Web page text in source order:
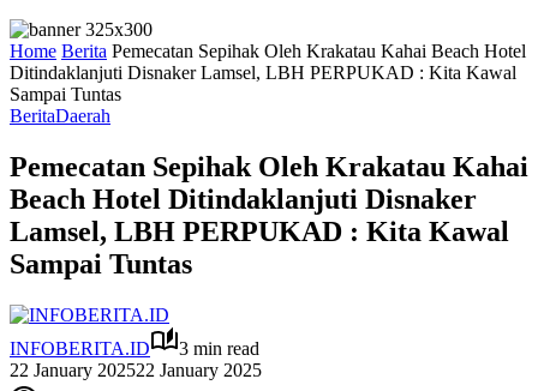
Home Berita Pemecatan Sepihak Oleh Krakatau Kahai Beach Hotel
Ditindaklanjuti Disnaker Lamsel, LBH PERPUKAD : Kita Kawal
Sampai Tuntas
BeritaDaerah
Pemecatan Sepihak Oleh Krakatau Kahai
Beach Hotel Ditindaklanjuti Disnaker
Lamsel, LBH PERPUKAD : Kita Kawal
Sampai Tuntas
INFOBERITA.ID
3 min read
22 January 202522 January 2025